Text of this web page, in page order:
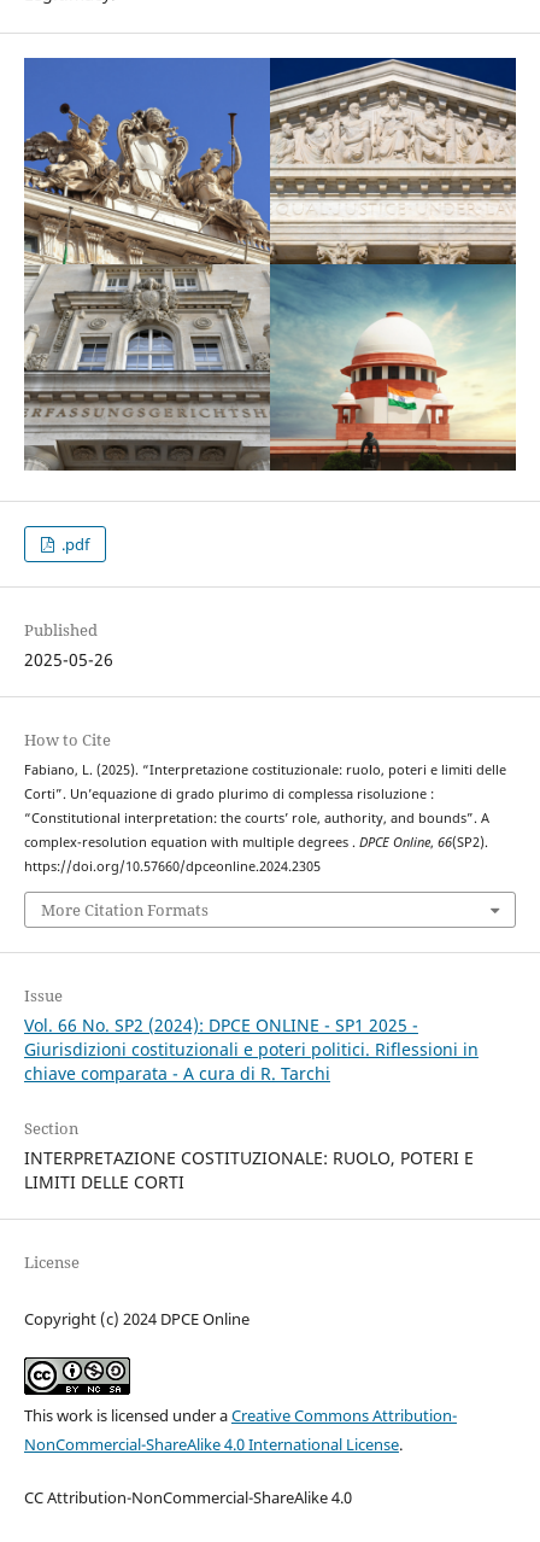
.pdf
Published
2025-05-26
How to Cite
Fabiano, L. (2025). “Interpretazione costituzionale: ruolo, poteri e limiti delle
Corti”. Un’equazione di grado plurimo di complessa risoluzione :
“Constitutional interpretation: the courts’ role, authority, and bounds”. A
complex-resolution equation with multiple degrees . DPCE Online, 66(SP2).
https://doi.org/10.57660/dpceonline.2024.2305
More Citation Formats
Issue
Vol. 66 No. SP2 (2024): DPCE ONLINE - SP1 2025 -
Giurisdizioni costituzionali e poteri politici. Riflessioni in
chiave comparata - A cura di R. Tarchi
Section
INTERPRETAZIONE COSTITUZIONALE: RUOLO, POTERI E
LIMITI DELLE CORTI
License
Copyright (c) 2024 DPCE Online
This work is licensed under aCreative Commons Attribution-
NonCommercial-ShareAlike 4.0 International License.
CC Attribution-NonCommercial-ShareAlike 4.0